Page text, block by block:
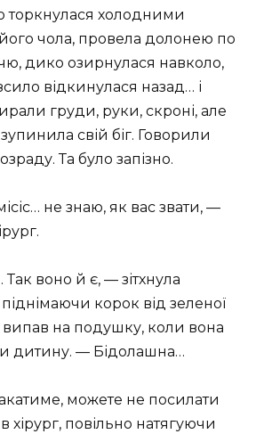
торкнулася холодними
чола, провела долонею по
дико озирнулася навколо,
відкинулася назад… і
груди, руки, скроні, але
свій біг. Говорили
Та було запізно.
не знаю, як вас звати, —
воно й є, — зітхнула
корок від зеленої
на подушку, коли вона
дитину. — Бідолашна…
можете не посилати
повільно натягуючи